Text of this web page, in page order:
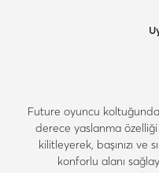
Future oyuncu
derece yaslanma
kilitleyerek, başınızı ve
konforlu alanı